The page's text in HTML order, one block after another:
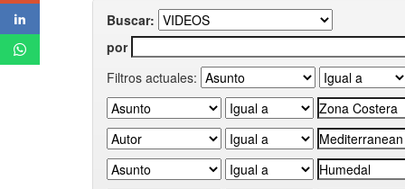
Buscar:
por
Filtros actuales: